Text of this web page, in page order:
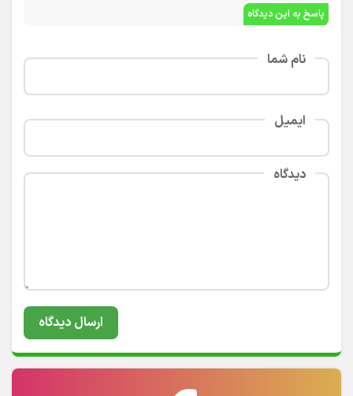
پاسخ به این دیدگاه
نام شما
ایمیل
دیدگاه